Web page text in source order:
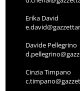
Erika David
Davide Pellegrino
Cinzia Timpano